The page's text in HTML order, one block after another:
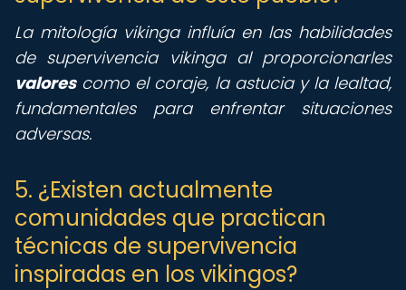
La mitología vikinga influía en las habilidades
de supervivencia vikinga al proporcionarles
valorescomo el coraje, la astucia y la lealtad,
fundamentales para enfrentar situaciones
adversas.
5. ¿Existen actualmente
comunidades que practican
técnicas de supervivencia
inspiradas en los vikingos?